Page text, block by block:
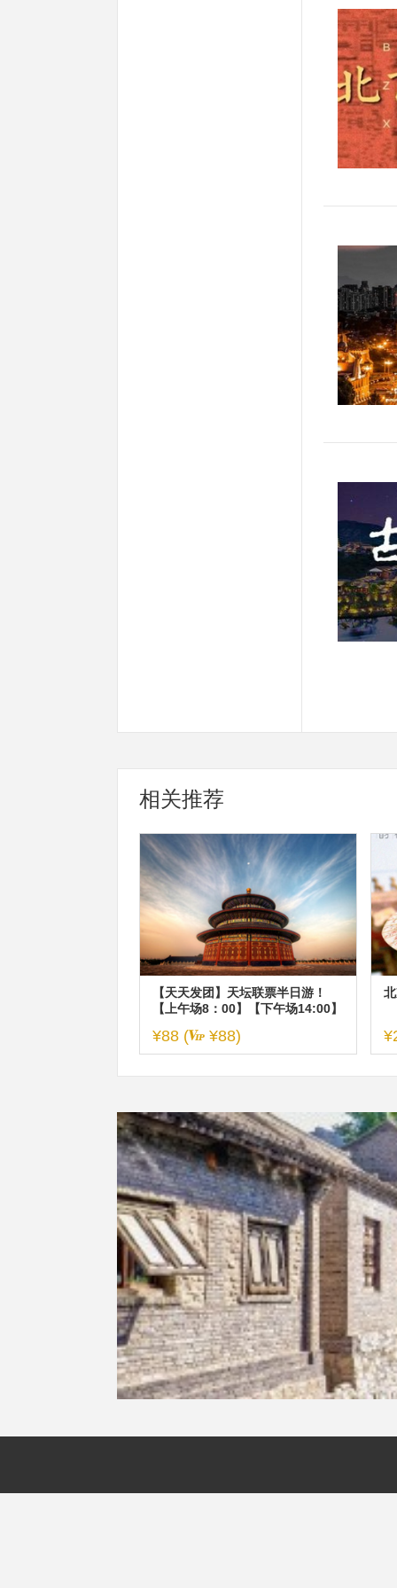
相关推荐
【天天发团】天坛联票半日游！
【上午场8：00】【下午场14:00】
¥88 ( ¥88)